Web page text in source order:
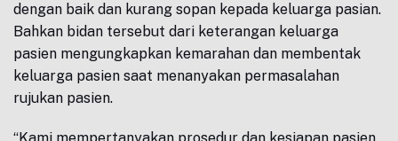
dengan baik dan kurang sopan kepada keluarga pasian.
Bahkan bidan tersebut dari keterangan keluarga
pasien mengungkapkan kemarahan dan membentak
keluarga pasien saat menanyakan permasalahan
rujukan pasien.